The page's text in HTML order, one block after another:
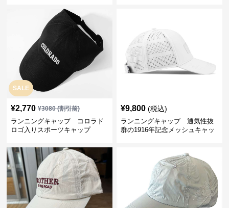
SALE
¥2,770 ¥3080(割引前)
ランニングキャップ コロラド
ロゴ入りスポーツキャップ
¥9,800 (税込)
ランニングキャップ 通気性抜
群の1916年記念メッシュキャッ